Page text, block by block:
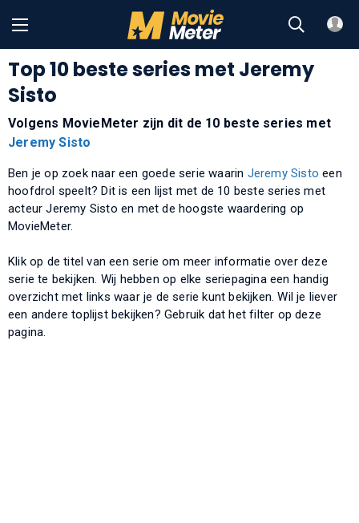
Top 10 beste series met Jeremy
Sisto
Volgens MovieMeter zijn dit de 10 beste series met
Jeremy Sisto
Ben je op zoek naar een goede serie waarin Jeremy Sisto een
hoofdrol speelt? Dit is een lijst met de 10 beste series met
acteur Jeremy Sisto en met de hoogste waardering op
MovieMeter.
Klik op de titel van een serie om meer informatie over deze
serie te bekijken. Wij hebben op elke seriepagina een handig
overzicht met links waar je de serie kunt bekijken. Wil je liever
een andere toplijst bekijken? Gebruik dat het filter op deze
pagina.